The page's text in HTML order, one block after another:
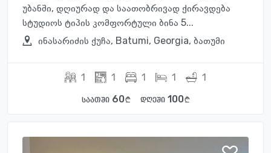
უბანში, დღიურად და საათობრივად ქირავდება
სტუდიოს ტიპის კომფორტული ბინა 5...
ინასარიძის ქუჩა, Batumi, Georgia, ბათუმი
1 1 1 1 1
საათში 60 დღეში 100